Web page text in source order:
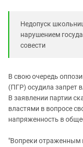
Недопуск
нарушением
совести
В свою очередь
(ПГР) осудила запрет
В заявлении партии
властями в вопросе
напряженность в
"Вопреки отраженным